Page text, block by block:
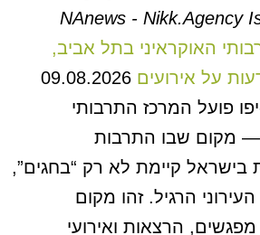
NAnews - Nikk.Agency
האוקראיני בתל אביב,
על אירועים 09.08.2026
פועל המרכז התרבותי
— מקום שבו התרבות
בישראל קיימת לא רק “בחגים”,
הרגיל. זהו מקום
הרצאות ואירועי